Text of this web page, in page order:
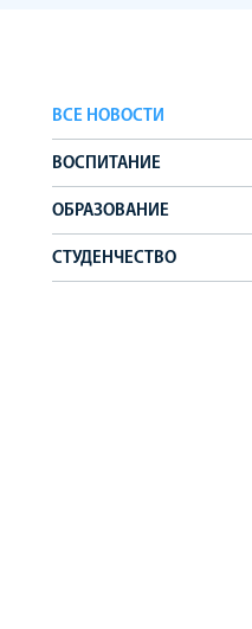
ВСЕ НОВОСТИ
ВОСПИТАНИЕ
ОБРАЗОВАНИЕ
СТУДЕНЧЕСТВО